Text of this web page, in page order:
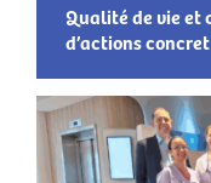
Qualité de vie et
d’actions